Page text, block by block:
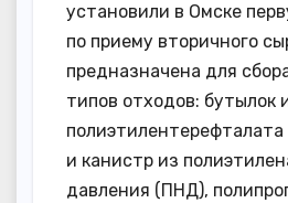
установили в Омске
по приему вторичного
предназначена для
типов отходов: бутылок
и канистр из
давления (ПНД),